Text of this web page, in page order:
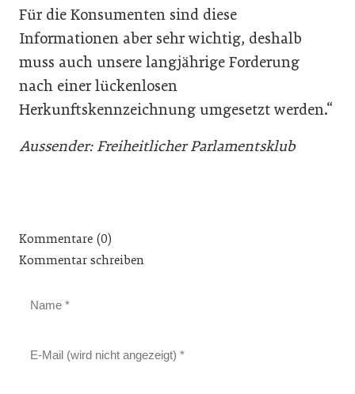
Für die Konsumenten sind diese
Informationen aber sehr wichtig, deshalb
muss auch unsere langjährige Forderung
nach einer lückenlosen
Herkunftskennzeichnung umgesetzt werden.“
Aussender: Freiheitlicher Parlamentsklub
Kommentare (0)
Kommentar schreiben